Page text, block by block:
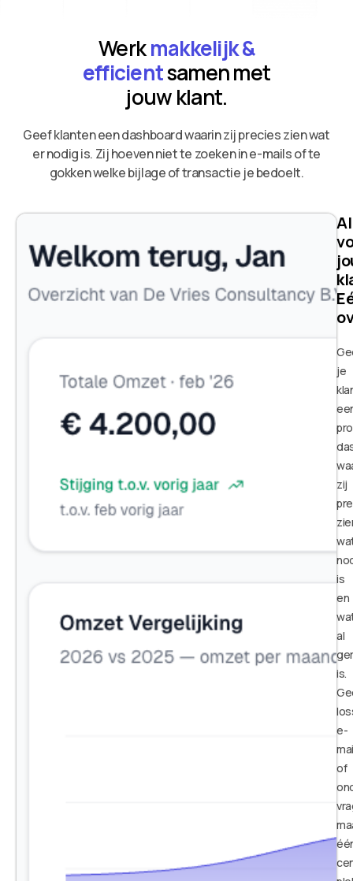
Werkmakkelijk &
efficientsamen met
jouw klant.
Geef klanten een dashboard waarin zij precies zien wat
er nodig is. Zij hoeven niet te zoeken in e-mails of te
gokken welke bijlage of transactie je bedoelt.
je
zij
is
en
al
is.
e-
of